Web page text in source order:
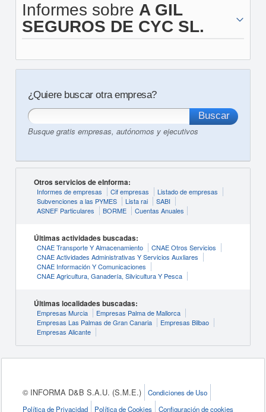
Informes sobre A GIL
SEGUROS DE CYC SL.
¿Quiere buscar otra empresa?
Busque gratis empresas, autónomos y ejecutivos
Otros servicios de eInforma:
Informes de empresas Cif empresas
Listado de empresas
Subvenciones a las PYMES
Lista rai
SABI
ASNEF Particulares
BORME Cuentas Anuales
Últimas actividades buscadas:
CNAE Transporte Y Almacenamiento
CNAE Otros Servicios
CNAE Actividades Administrativas Y Servicios Auxliares
CNAE Información Y Comunicaciones
CNAE Agricultura, Ganadería, Silvicultura Y Pesca
Últimas localidades buscadas:
Empresas Murcia
Empresas Palma de Mallorca
Empresas Las Palmas de Gran Canaria
Empresas Bilbao
Empresas Alicante
© INFORMA D&B S.A.U. (S.M.E.)
Condiciones de Uso
Política de Privacidad
Política de Cookies Configuración de cookies